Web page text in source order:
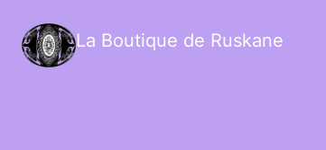
La Boutique de Ruskane